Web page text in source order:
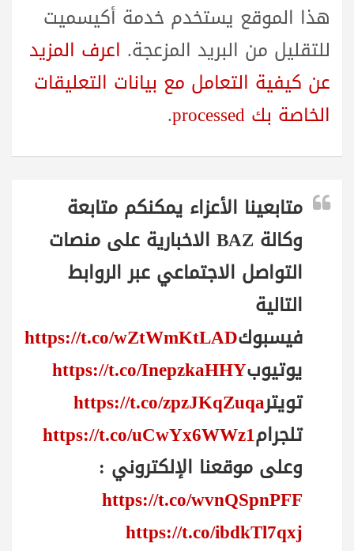
هذا الموقع يستخدم خدمة أكيسميت
للتقليل من البريد المزعجة. اعرف المزيد
عن كيفية التعامل مع بيانات التعليقات
الخاصة بك processed
.
متابعينا الأعزاء يمكنكم متابعة
وكالة BAZ الاخبارية على منصات
التواصل الاجتماعي عبر الروابط
التالية
فيسبوكhttps://t.co/wZtWmKtLAD
يوتيوبhttps://t.co/InepzkaHHY
تويترhttps://t.co/zpzJKqZuqa
تلجرامhttps://t.co/uCwYx6WWz1
وعلى موقعنا الإلكتروني :
https://t.co/wvnQSpnPFF
https://t.co/ibdkTl7qxj